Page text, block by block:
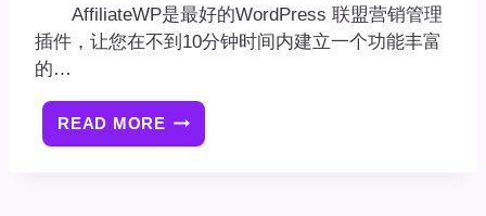
AffiliateWP是最好的WordPress 联盟营销管理
插件，让您在不到10分钟时间内建立一个功能丰富
的…
READ MORE AFFILIATEWP
插